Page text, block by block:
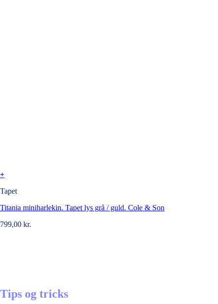
+
Tapet
Titania miniharlekin. Tapet lys grå / guld. Cole & Son
799,00 kr.
Tips og tricks